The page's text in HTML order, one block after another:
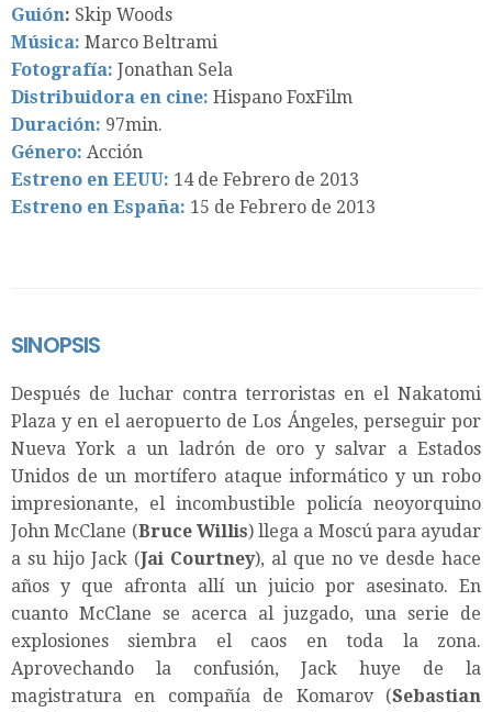
Guión: Skip Woods
Música: Marco Beltrami
Fotografía: Jonathan Sela
Distribuidora en cine: Hispano FoxFilm
Duración: 97min.
Género: Acción
Estreno en EEUU: 14 de Febrero de 2013
Estreno en España: 15 de Febrero de 2013
SINOPSIS
Después de luchar contra terroristas en el Nakatomi
Plaza y en el aeropuerto de Los Ángeles, perseguir por
Nueva York a un ladrón de oro y salvar a Estados
Unidos de un mortífero ataque informático y un robo
impresionante, el incombustible policía neoyorquino
John McClane (Bruce Willis) llega a Moscú para ayudar
a su hijo Jack (Jai Courtney), al que no ve desde hace
años y que afronta allí un juicio por asesinato. En
cuanto McClane se acerca al juzgado, una serie de
explosiones siembra el caos en toda la zona.
Aprovechando la confusión, Jack huye de la
magistratura en compañía de Komarov (Sebastian